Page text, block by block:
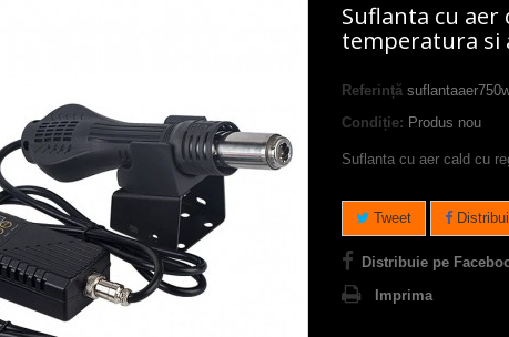
Suflanta cu aer
temperatura si
Referință
Condiție: Produs nou
Suflanta cu aer cald cu
Tweet
Distribuie pe
Imprima